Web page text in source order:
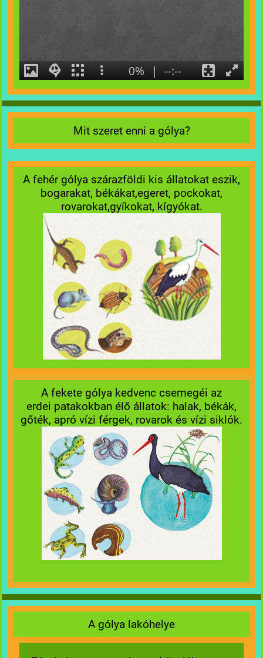
Mit szeret enni a gólya?
A fehér gólya szárazföldi kis állatokat eszik,
bogarakat, békákat,egeret, pockokat,
rovarokat,gyíkokat, kígyókat.
A fekete gólya kedvenc csemegéi az
erdei patakokban élő állatok: halak, békák,
gőték, apró vízi férgek, rovarok és vízi siklók.
A gólya lakóhelye